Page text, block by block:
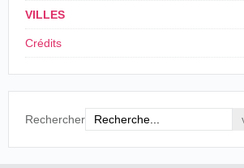
VILLES
Crédits
Rechercher